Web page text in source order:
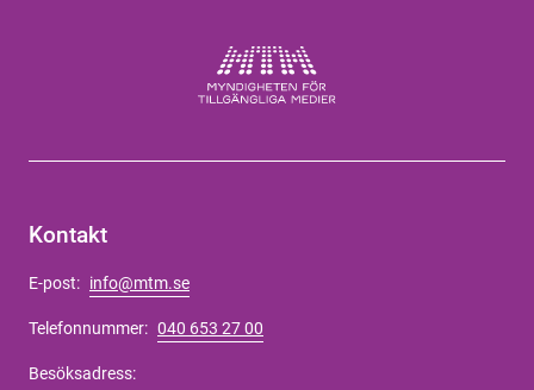
Kontakt
E-post: info@mtm.se
Telefonnummer: 040 653 27 00
Besöksadress: